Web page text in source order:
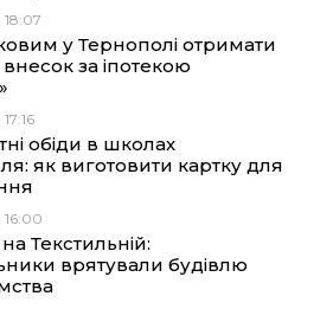
у Тернополі отримати
за іпотекою
обіди в школах
як виготовити картку для
Текстильній:
врятували будівлю